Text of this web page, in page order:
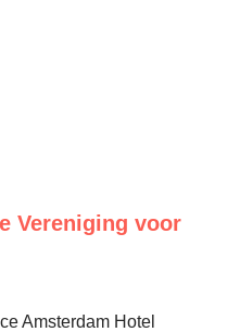
Vereniging voor
Amsterdam Hotel